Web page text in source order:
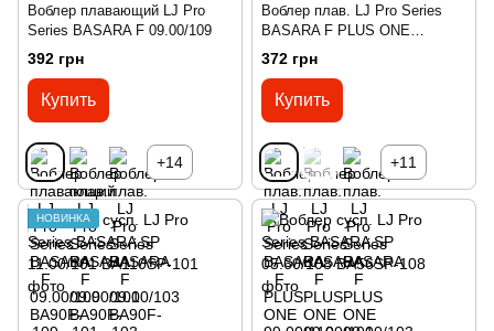
Воблер плавающий LJ Pro
Series BASARA F 09.00/109
392 грн
Купить
+14
Воблер плав. LJ Pro Series
BASARA F PLUS ONE
09.00/110
372 грн
Купить
+11
НОВИНКА